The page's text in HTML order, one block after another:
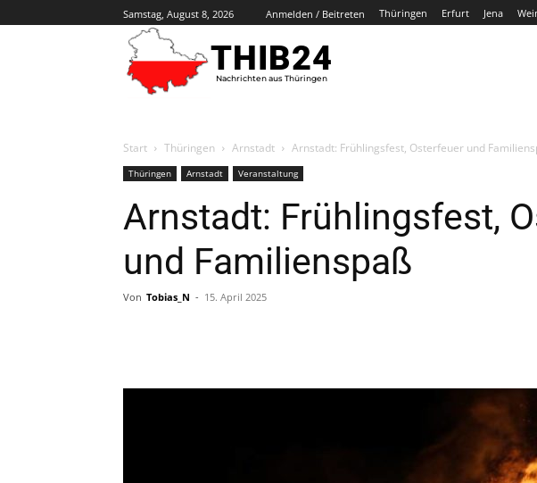
Samstag, August 8, 2026 Anmelden / Beitreten Thüringen Erfurt Jena
THIB24
Nachrichten aus Thüringen
Start Thüringen Arnstadt Arnstadt: Frühlingsfest, Osterfeuer und
Thüringen Arnstadt Veranstaltung
Arnstadt: Frühlingsfest,
und Familienspaß
Von Tobias_N - 15. April 2025